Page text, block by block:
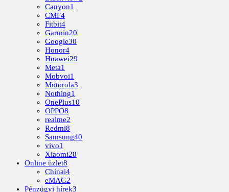
Canyon1
CMF4
Fitbit4
Garmin20
Google30
Honor4
Huawei29
Meta1
Mobvoi1
Motorola3
Nothing1
OnePlus10
OPPO8
realme2
Redmi8
Samsung40
vivo1
Xiaomi28
Online üzlet8
Chinai4
eMAG2
Pénzügyi hírek3